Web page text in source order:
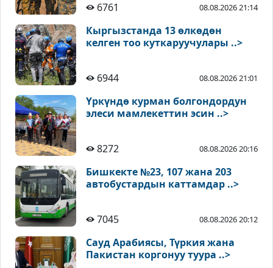
6761
08.08.2026 21:14
Кыргызстанда 13 өлкөдөн
келген тоо куткаруучулары ..>
6944 08.08.2026 21:01
Үркүндө курман болгондордун
элеси мамлекеттин эсин ..>
8272 08.08.2026 20:16
Бишкекте №23, 107 жана 203
автобустардын каттамдар ..>
7045 08.08.2026 20:12
Сауд Арабиясы, Түркия жана
Пакистан коргонуу туура ..>